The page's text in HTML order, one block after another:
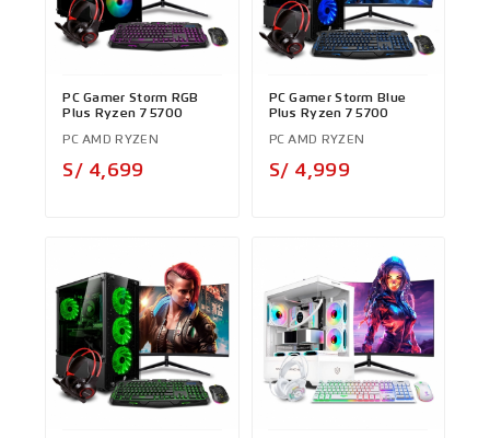
PC Gamer Storm RGB
Plus Ryzen 7 5700
PC AMD RYZEN
S/ 4,699
PC Gamer Storm Blue
Plus Ryzen 7 5700
PC AMD RYZEN
S/ 4,999